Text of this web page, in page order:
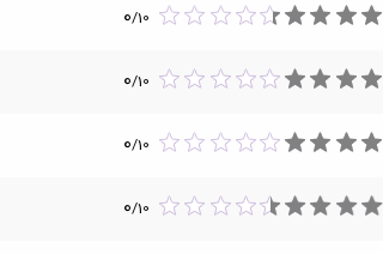
0/10
0/10
0/10
0/10